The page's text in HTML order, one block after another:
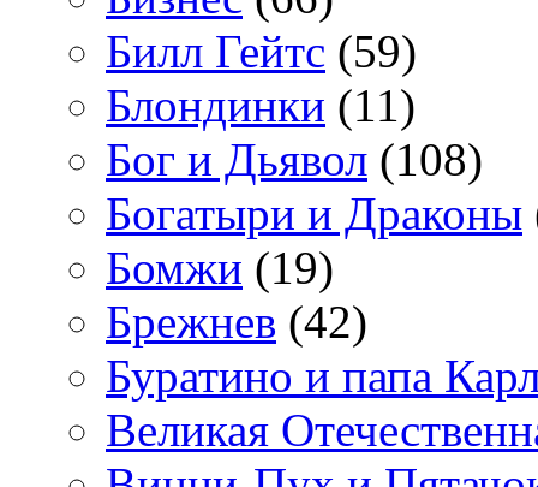
Билл Гейтс (59)
Блондинки (11)
Бог и Дьявол (108)
Богатыри и Драконы
Бомжи (19)
Брежнев (42)
Буратино и папа
Великая